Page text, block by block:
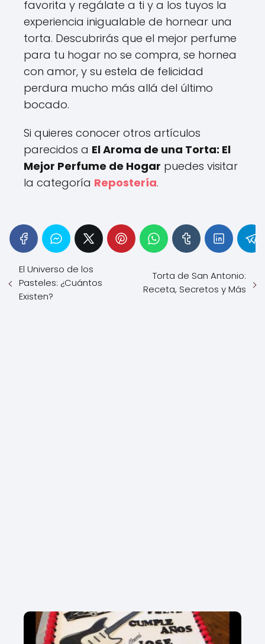
favorita y regálate a ti y a los tuyos la
experiencia inigualable de hornear una
torta. Descubrirás que el mejor perfume
para tu hogar no se compra, se hornea
con amor, y su estela de felicidad
perdura mucho más allá del último
bocado.
Si quieres conocer otros artículos
parecidos a El Aroma de una Torta: El
Mejor Perfume de Hogar puedes visitar
la categoría Repostería.
El Universo de los
Pasteles: ¿Cuántos
Existen?
Torta de San Antonio:
Receta, Secretos y Más